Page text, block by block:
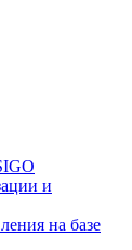
и
на базе